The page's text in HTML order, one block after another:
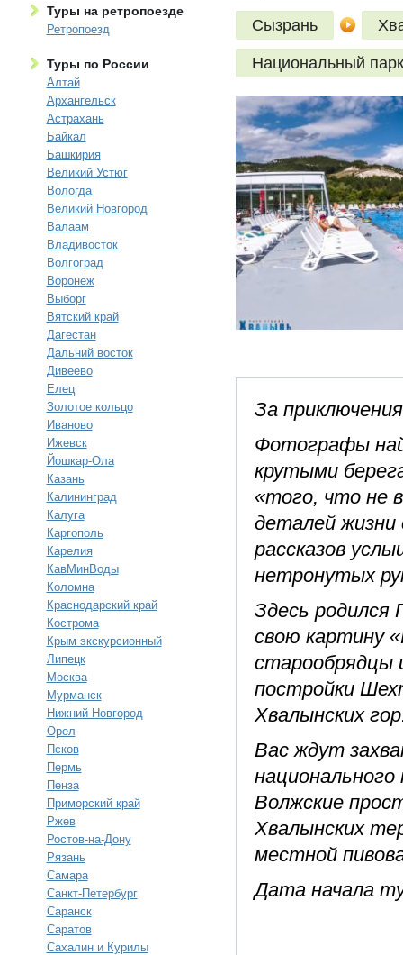
Туры на ретропоезде
Ретропоезд
Туры по России
Алтай
Архангельск
Астрахань
Байкал
Башкирия
Великий Устюг
Вологда
Великий Новгород
Валаам
Владивосток
Волгоград
Воронеж
Выборг
Вятский край
Дагестан
Дальний восток
Дивеево
Елец
Золотое кольцо
Иваново
Ижевск
Йошкар-Ола
Казань
Калининград
Калуга
Каргополь
Карелия
КавМинВоды
Коломна
Краснодарский край
Кострома
Крым экскурсионный
Липецк
Москва
Мурманск
Нижний Новгород
Орел
Псков
Пермь
Пенза
Приморский край
Ржев
Ростов-на-Дону
Рязань
Самара
Санкт-Петербург
Саранск
Саратов
Сахалин и Курилы
Сызрань
Национальный
За
Фотографы
крутыми
«того, что не
деталей жизни
рассказов
нетронутых
Здесь родился
свою картину
старообрядцы
постройки
Хвалынских
Вас ждут
Волжские
Хвалынских
местной
Дата начала